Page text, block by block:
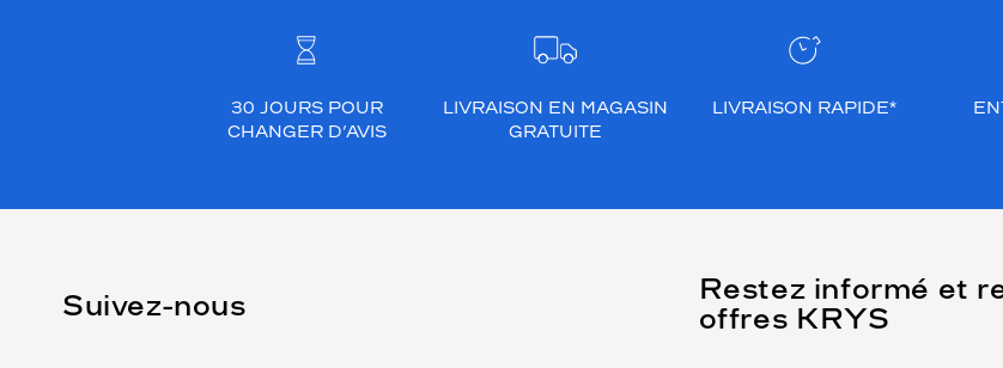
30 JOURS POUR
CHANGER D’AVIS
LIVRAISON EN MAGASIN
GRATUITE
LIVRAISON RAPIDE*
Suivez-nous
Restez informé et
offres KRYS
Name
(Ce
champ
est
obligatoire)